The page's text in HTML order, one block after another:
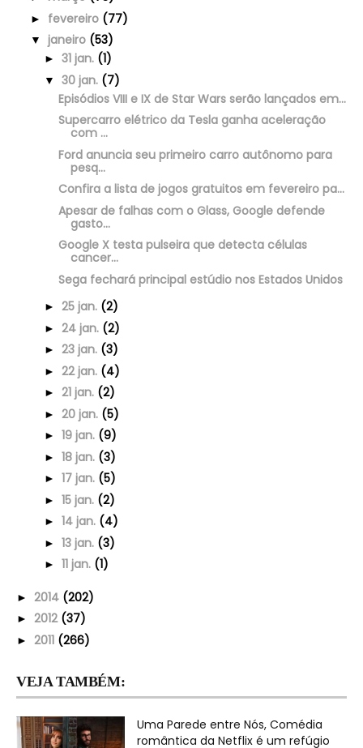
► fevereiro (77)
▼ janeiro (53)
► 31 jan. (1)
▼ 30 jan. (7)
Episódios VIII e IX de Star Wars serão lançados em...
Supercarro elétrico da Tesla ganha aceleração
com ...
Ford anuncia seu primeiro carro autônomo para
pesq...
Confira a lista de jogos gratuitos em fevereiro pa...
Apesar de falhas com o Glass, Google defende
gasto...
Google X testa pulseira que detecta células
cancer...
Sega fechará principal estúdio nos Estados Unidos
► 25 jan. (2)
► 24 jan. (2)
► 23 jan. (3)
► 22 jan. (4)
► 21 jan. (2)
► 20 jan. (5)
► 19 jan. (9)
► 18 jan. (3)
► 17 jan. (5)
► 15 jan. (2)
► 14 jan. (4)
► 13 jan. (3)
► 11 jan. (1)
► 2014 (202)
► 2012 (37)
► 2011 (266)
VEJA TAMBÉM:
Uma Parede entre Nós, Comédia
romântica da Netflix é um refúgio